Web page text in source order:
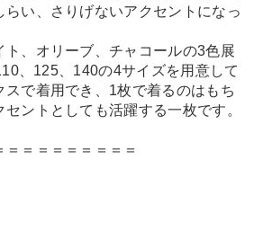
らい、さりげないアクセントになっ
ト、オリーブ、チャコールの3色展
、125、140の4サイズを用意して
スで着用でき、1枚で着るのはもち
ントとしても活躍する一枚です。
＝＝＝＝＝＝＝＝＝